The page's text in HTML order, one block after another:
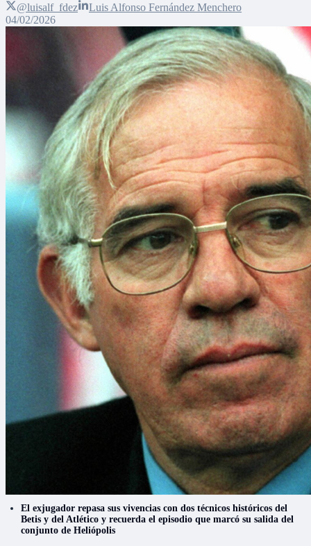
@luisalf_fdez
Luis Alfonso Fernández Menchero
04/02/2026
El exjugador repasa sus vivencias con dos técnicos históricos del
Betis y del Atlético y recuerda el episodio que marcó su salida del
conjunto de Heliópolis